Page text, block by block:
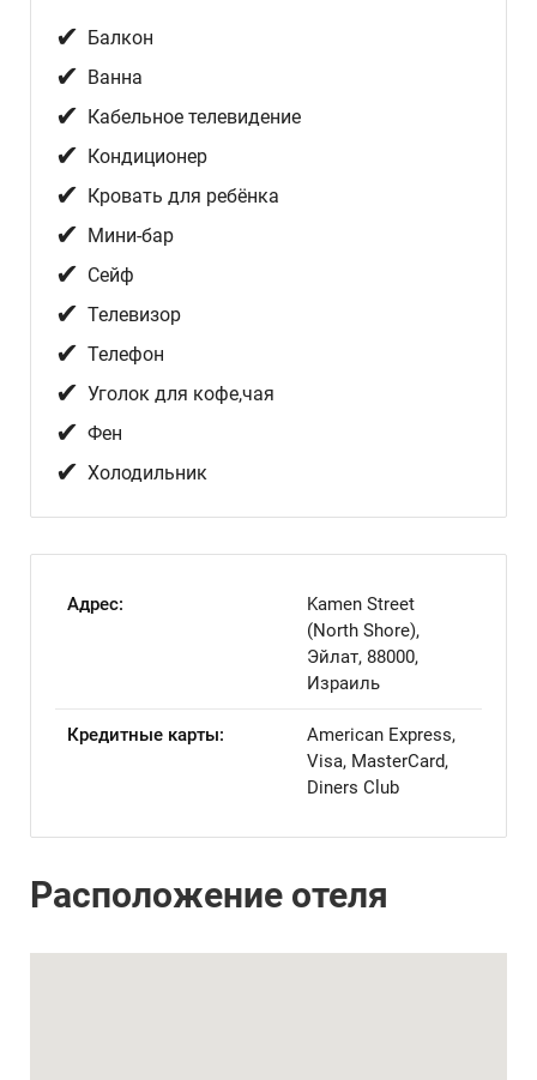
✔ Балкон
✔ Ванна
✔ Кабельное телевидение
✔ Кондиционер
✔ Кровать для ребёнка
✔ Мини-бар
✔ Сейф
✔ Телевизор
✔ Телефон
✔ Уголок для кофе,чая
✔ Фен
✔ Холодильник
Адрес:
Kamen Street
(North Shore),
Эйлат, 88000,
Израиль
Кредитные карты:
American Express,
Visa, MasterCard,
Diners Club
Расположение отеля